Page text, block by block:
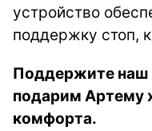
устройство
поддержку стоп,
Поддержите наш
подарим Артему
комфорта.